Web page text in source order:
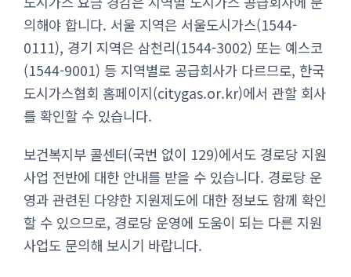
의해야 합니다. 서울 지역은 서울도시가스(1544-
0111), 경기 지역은 삼천리(1544-3002) 또는 예스코
(1544-9001) 등 지역별로 공급회사가 다르므로, 한국
도시가스협회 홈페이지(citygas.or.kr)에서 관할 회사
를 확인할 수 있습니다.
보건복지부 콜센터(국번 없이 129)에서도 경로당 지원
사업 전반에 대한 안내를 받을 수 있습니다. 경로당 운
영과 관련된 다양한 지원제도에 대한 정보도 함께 확인
할 수 있으므로, 경로당 운영에 도움이 되는 다른 지원
사업도 문의해 보시기 바랍니다.